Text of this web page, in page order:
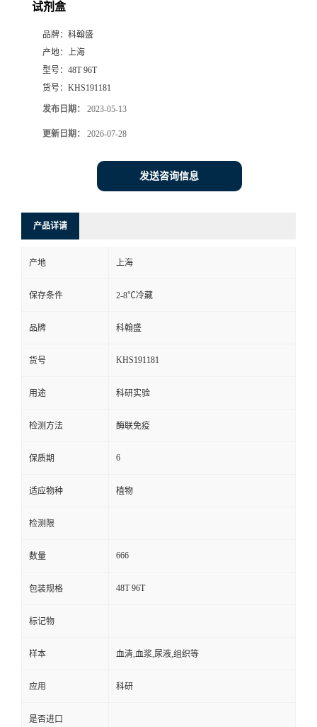
试剂盒
品牌： 科翰盛
产地： 上海
型号： 48T 96T
货号： KHS191181
发布日期： 2023-05-13
更新日期： 2026-07-28
发送咨询信息
产品详请
产地 上海
保存条件 2-8℃冷藏
品牌 科翰盛
货号 KHS191181
用途 科研实验
检测方法 酶联免疫
保质期 6
适应物种 植物
检测限
数量 666
包装规格 48T 96T
标记物
样本 血清,血浆,尿液,组织等
应用 科研
是否进口